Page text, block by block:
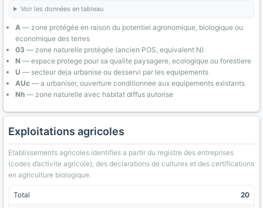
Voir les données en tableau
A — zone protégée en raison du potentiel agronomique, biologique ou
économique des terres
03 — zone naturelle protégée (ancien POS, equivalent N)
N — espace protege pour sa qualite paysagere, ecologique ou forestiere
U — secteur deja urbanise ou desservi par les equipements
AUc — a urbaniser, ouverture conditionnee aux equipements existants
Nh — zone naturelle avec habitat diffus autorise
Exploitations agricoles
Etablissements agricoles identifies a partir du registre des entreprises
(codes d’activite agricole), des declarations de cultures et des certifications
en agriculture biologique.
Total 20